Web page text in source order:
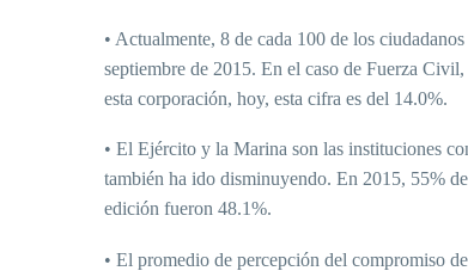
• Actualmente, 8 de cada 100 de los
septiembre de 2015. En el caso de Fuerza
esta corporación, hoy, esta cifra es del 14.0%.
• El Ejército y la Marina son las instituciones
también ha ido disminuyendo. En 2015, 55%
edición fueron 48.1%.
• El promedio de percepción del compromiso